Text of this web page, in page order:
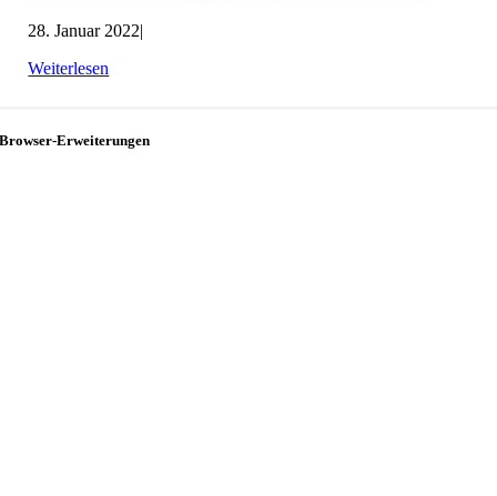
28. Januar 2022|
Weiterlesen
Browser-Erweiterungen